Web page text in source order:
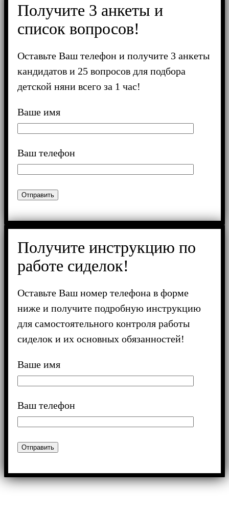
Получитe 3 анкеты и
список вопросов!
Оставьте Ваш телефон и получите 3 анкеты
кандидатов и 25 вопросов для подбора
детской няни всего за 1 час!
Ваше имя
Ваш телефон
Получите инструкцию по
работе сиделок!
Оставьте Ваш номер телефона в форме
ниже и получите подробную инструкцию
для самостоятельного контроля работы
сиделок и их основных обязанностей!
Ваше имя
Ваш телефон